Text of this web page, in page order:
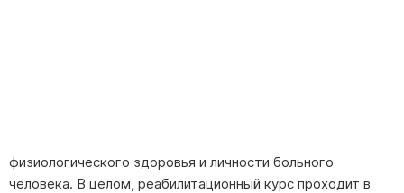
физиологического здоровья и личности больного
человека. В целом, реабилитационный курс проходит в